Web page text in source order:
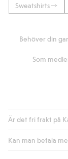
Sweatshirts
Behöver din
Som
Är det fri frakt på
Är du medlem i
Kan man betala